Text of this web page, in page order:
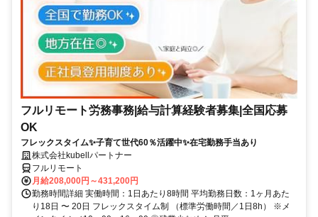
フルリモート労務事務|給与計算経験者募集|全国応募
OK
フレックスタイム✨子育て世代60％活躍中✨在宅勤務手当あり
株式会社kubellパートナー
フルリモート
月給208,000円～431,200円
勤務時間詳細 実働時間：1日あたり8時間 平均勤務日数：1ヶ月あた
り18日 〜 20日 フレックスタイム制 （標準労働時間／1日8h） ※メ